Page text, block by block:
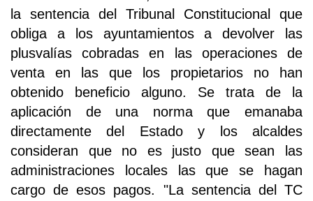
la sentencia del Tribunal Constitucional que
obliga a los ayuntamientos a devolver las
plusvalías cobradas en las operaciones de
venta en las que los propietarios no han
obtenido beneficio alguno. Se trata de la
aplicación de una norma que emanaba
directamente del Estado y los alcaldes
consideran que no es justo que sean las
administraciones locales las que se hagan
cargo de esos pagos. "La sentencia del TC